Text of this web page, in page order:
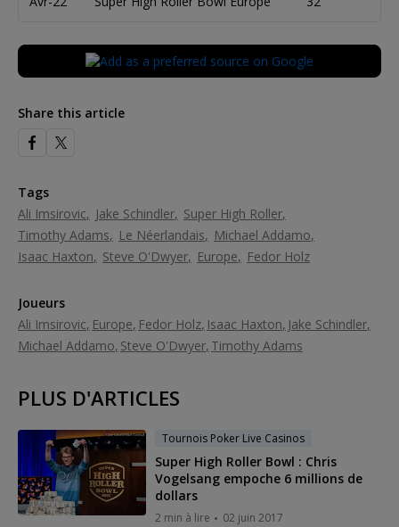
Share this article
Tags
Ali Imsirovic
Jake Schindler Super High Roller
Timothy Adams
Le Néerlandais
Michael Addamo
Isaac Haxton
Steve O'Dwyer Europe Fedor Holz
Joueurs
Ali Imsirovic Europe Fedor Holz Isaac Haxton Jake Schindler
Michael Addamo Steve O'Dwyer Timothy Adams
PLUS D'ARTICLES
Tournois Poker Live Casinos
Super High Roller Bowl : Chris
Vogelsang empoche 6 millions de
dollars
2 min à lire 02 juin 2017